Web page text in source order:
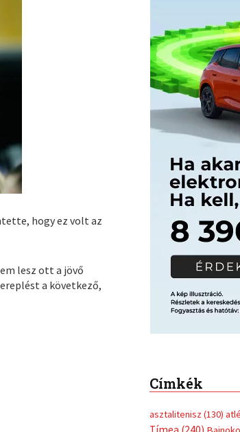
hogy ez volt az
lesz ott a jövő
a következő,
Címkék
asztalitenisz (130)